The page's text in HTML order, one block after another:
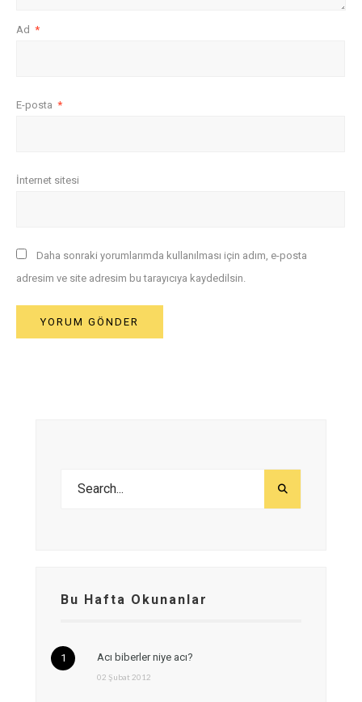
Ad *
E-posta *
İnternet sitesi
Daha sonraki yorumlarımda kullanılması için adım, e-posta
adresim ve site adresim bu tarayıcıya kaydedilsin.
Bu Hafta Okunanlar
Acı biberler niye acı?
02 Şubat 2012